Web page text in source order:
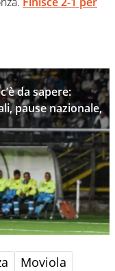
da sapere:
pause nazionale,
Moviola